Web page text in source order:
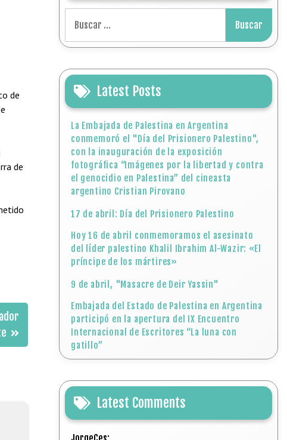
de
de
Latest Posts
La Embajada de Palestina en Argentina
conmemoró el "Día del Prisionero Palestino",
con la inauguración de la exposición
fotográfica “Imágenes por la libertad y contra
el genocidio en Palestina” del cineasta
argentino Cristian Pirovano
17 de abril: Día del Prisionero Palestino
Hoy 16 de abril conmemoramos el asesinato
del líder palestino Khalil Ibrahim Al-Wazir: «El
príncipe de los mártires»
9 de abril, "Masacre de Deir Yassin"
Embajada del Estado de Palestina en Argentina
participó en la apertura del IX Encuentro
Internacional de Escritores “La luna con
gatillo”
Latest Comments